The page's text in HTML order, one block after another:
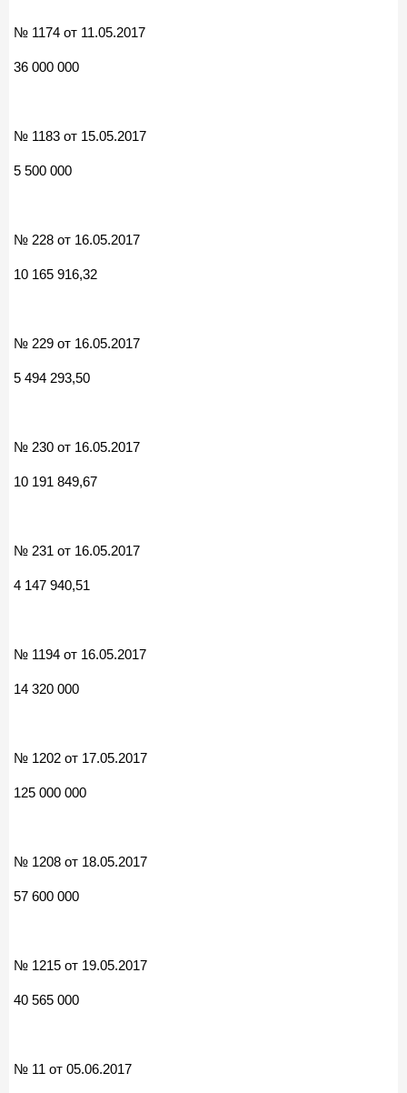
№ 1174 от 11.05.2017
36 000 000
№ 1183 от 15.05.2017
5 500 000
№ 228 от 16.05.2017
10 165 916,32
№ 229 от 16.05.2017
5 494 293,50
№ 230 от 16.05.2017
10 191 849,67
№ 231 от 16.05.2017
4 147 940,51
№ 1194 от 16.05.2017
14 320 000
№ 1202 от 17.05.2017
125 000 000
№ 1208 от 18.05.2017
57 600 000
№ 1215 от 19.05.2017
40 565 000
№ 11 от 05.06.2017